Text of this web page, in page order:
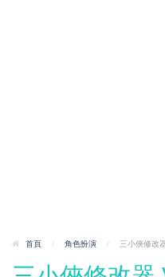
首頁 / 角色扮演 / 三小俠修改